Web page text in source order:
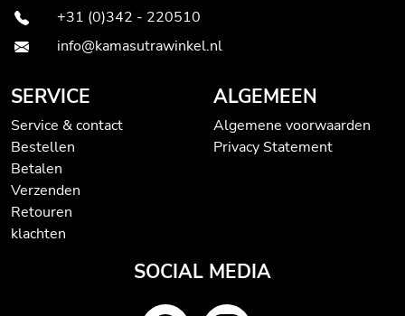
+31 (0)342 - 220510
info@kamasutrawinkel.nl
SERVICE
Service & contact
Bestellen
Betalen
Verzenden
Retouren
klachten
ALGEMEEN
Algemene voorwaarden
Privacy Statement
SOCIAL MEDIA